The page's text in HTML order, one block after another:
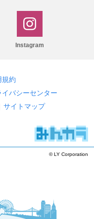
Instagram
規約
イバシーセンター
サイトマップ
© LY Corporation